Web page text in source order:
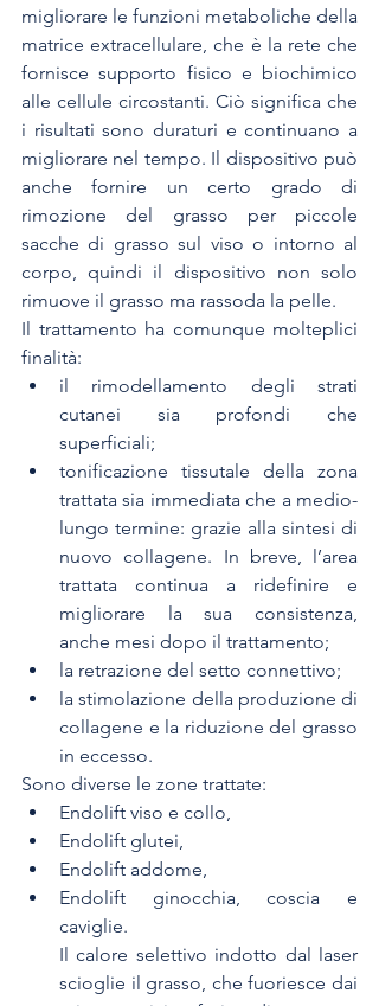
migliorare le funzioni metaboliche della
matrice extracellulare, che è la rete che
fornisce supporto fisico e biochimico
alle cellule circostanti. Ciò significa che
i risultati sono duraturi e continuano a
migliorare nel tempo. Il dispositivo può
anche fornire un certo grado di
rimozione del grasso per piccole
sacche di grasso sul viso o intorno al
corpo, quindi il dispositivo non solo
rimuove il grasso ma rassoda la pelle.
Il trattamento ha comunque molteplici
finalità:
il rimodellamento degli strati
cutanei sia profondi che
superficiali;
tonificazione tissutale della zona
trattata sia immediata che a medio-
lungo termine: grazie alla sintesi di
nuovo collagene. In breve, l’area
trattata continua a ridefinire e
migliorare la sua consistenza,
anche mesi dopo il trattamento;
la retrazione del setto connettivo;
la stimolazione della produzione di
collagene e la riduzione del grasso
in eccesso.
Sono diverse le zone trattate:
Endolift viso e collo,
Endolift glutei,
Endolift addome,
Endolift ginocchia, coscia e
caviglie.
Il calore selettivo indotto dal laser
scioglie il grasso, che fuoriesce dai